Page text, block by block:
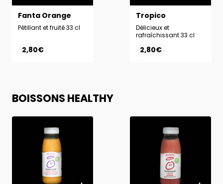
Fanta Orange
Pétillant et fruité 33 cl
2,80€
Tropico
Délicieux et
rafraîchissant 33 cl
2,80€
BOISSONS HEALTHY